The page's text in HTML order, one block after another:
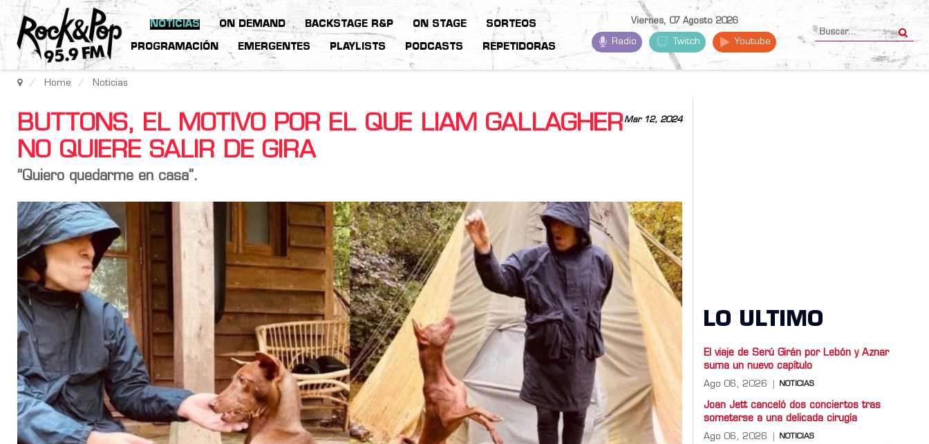
NOTICIAS ON DEMAND BACKSTAGE R&P ON STAGE SORTEOS
PROGRAMACIÓN EMERGENTES PLAYLISTS PODCASTS REPETIDORAS
Viernes, 07 Agosto 2026
Radio Twitch Youtube
Home Noticias
Mar 12, 2024
BUTTONS, EL MOTIVO POR EL QUE LIAM GALLAGHER
NO QUIERE SALIR DE GIRA
“Quiero quedarme en casa”.
LO ULTIMO
El viaje de Serú Girán por Lebón y Aznar
suma un nuevo capítulo
Ago 06, 2026 NOTICIAS
Joan Jett canceló dos conciertos tras
someterse a una delicada cirugía
Ago 06, 2026 NOTICIAS